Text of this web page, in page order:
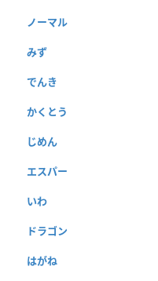
ノーマル
みず
でんき
かくとう
じめん
エスパー
いわ
ドラゴン
はがね